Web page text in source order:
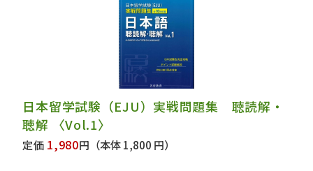
日本留学試験（EJU）実戦問題集 聴読解・
聴解 〈Vol.1〉
定価 1,980円 （本体 1,800 円）